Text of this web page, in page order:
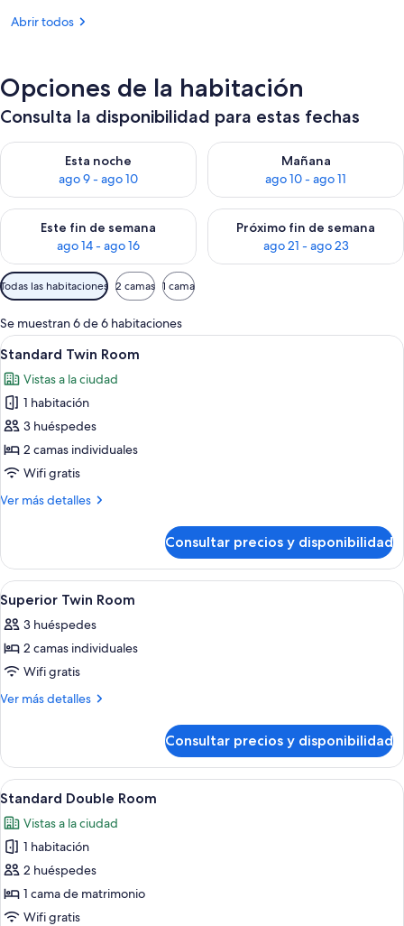
Abrir todos
Opciones de la habitación
Consulta la disponibilidad para estas fechas
Esta noche
ago 9 - ago 10
Consulta la disponibilidad para esta noche, ago 9 - ago 10
Mañana
ago 10 - ago 11
Consulta la disponibilidad
Este fin de semana
ago 14 - ago 16
Consulta la disponibilidad para este fin de semana, ago 14 -
Próximo fin de semana
ago 21 - ago 23
Consulta la disponibilidad
Filtros
disponibles
para
las
habitaciones
Todas las habitaciones 2 camas 1 cama
Se muestran 6 de 6 habitaciones
Abrir
todas
las
fotos
de
Standard
Twin
Habitación de hotel con dos camas,
3
Standard Twin Room
Vistas a la ciudad
1 habitación
3 huéspedes
2 camas individuales
Wifi gratis
Ver más detalles
Más
Twin
Room
Consultar precios y disponibilidad
Abrir
todas
las
fotos
de
Superior
Una habitación de hotel con dos
6
Superior Twin Room
3 huéspedes
2 camas individuales
Wifi gratis
Ver más detalles
Más
Twin
Room
Consultar precios y disponibilidad
Abrir
todas
las
fotos
de
Standard
Double
Habitación de hotel con cama, un
3
Standard Double Room
Vistas a la ciudad
1 habitación
2 huéspedes
1 cama de matrimonio
Wifi gratis